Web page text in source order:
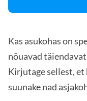
Kas asukohas on
nõuavad
Kirjutage sellest, et
suunake nad